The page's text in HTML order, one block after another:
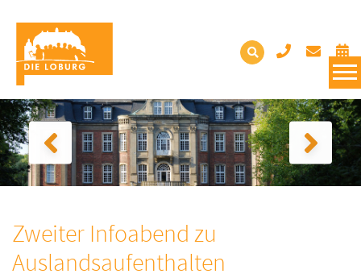
Zweiter Infoabend zu
Auslandsaufenthalten